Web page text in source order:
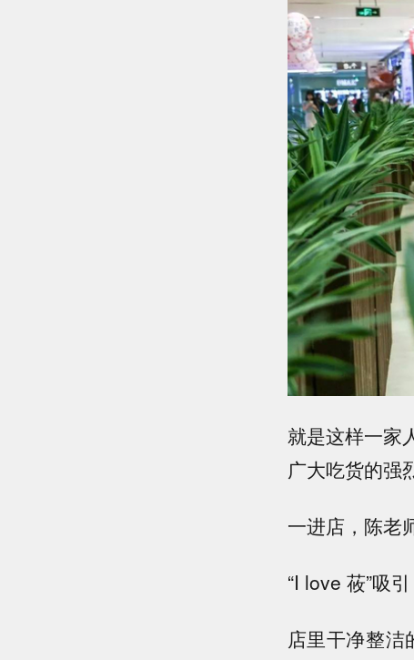
就是这样一家
广大吃货的强
一进店，陈老
“I love 莜”吸
店里干净整